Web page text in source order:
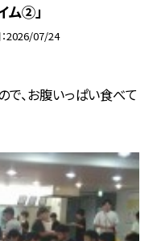
ム②」
2026/07/24
、お腹いっぱい食べて